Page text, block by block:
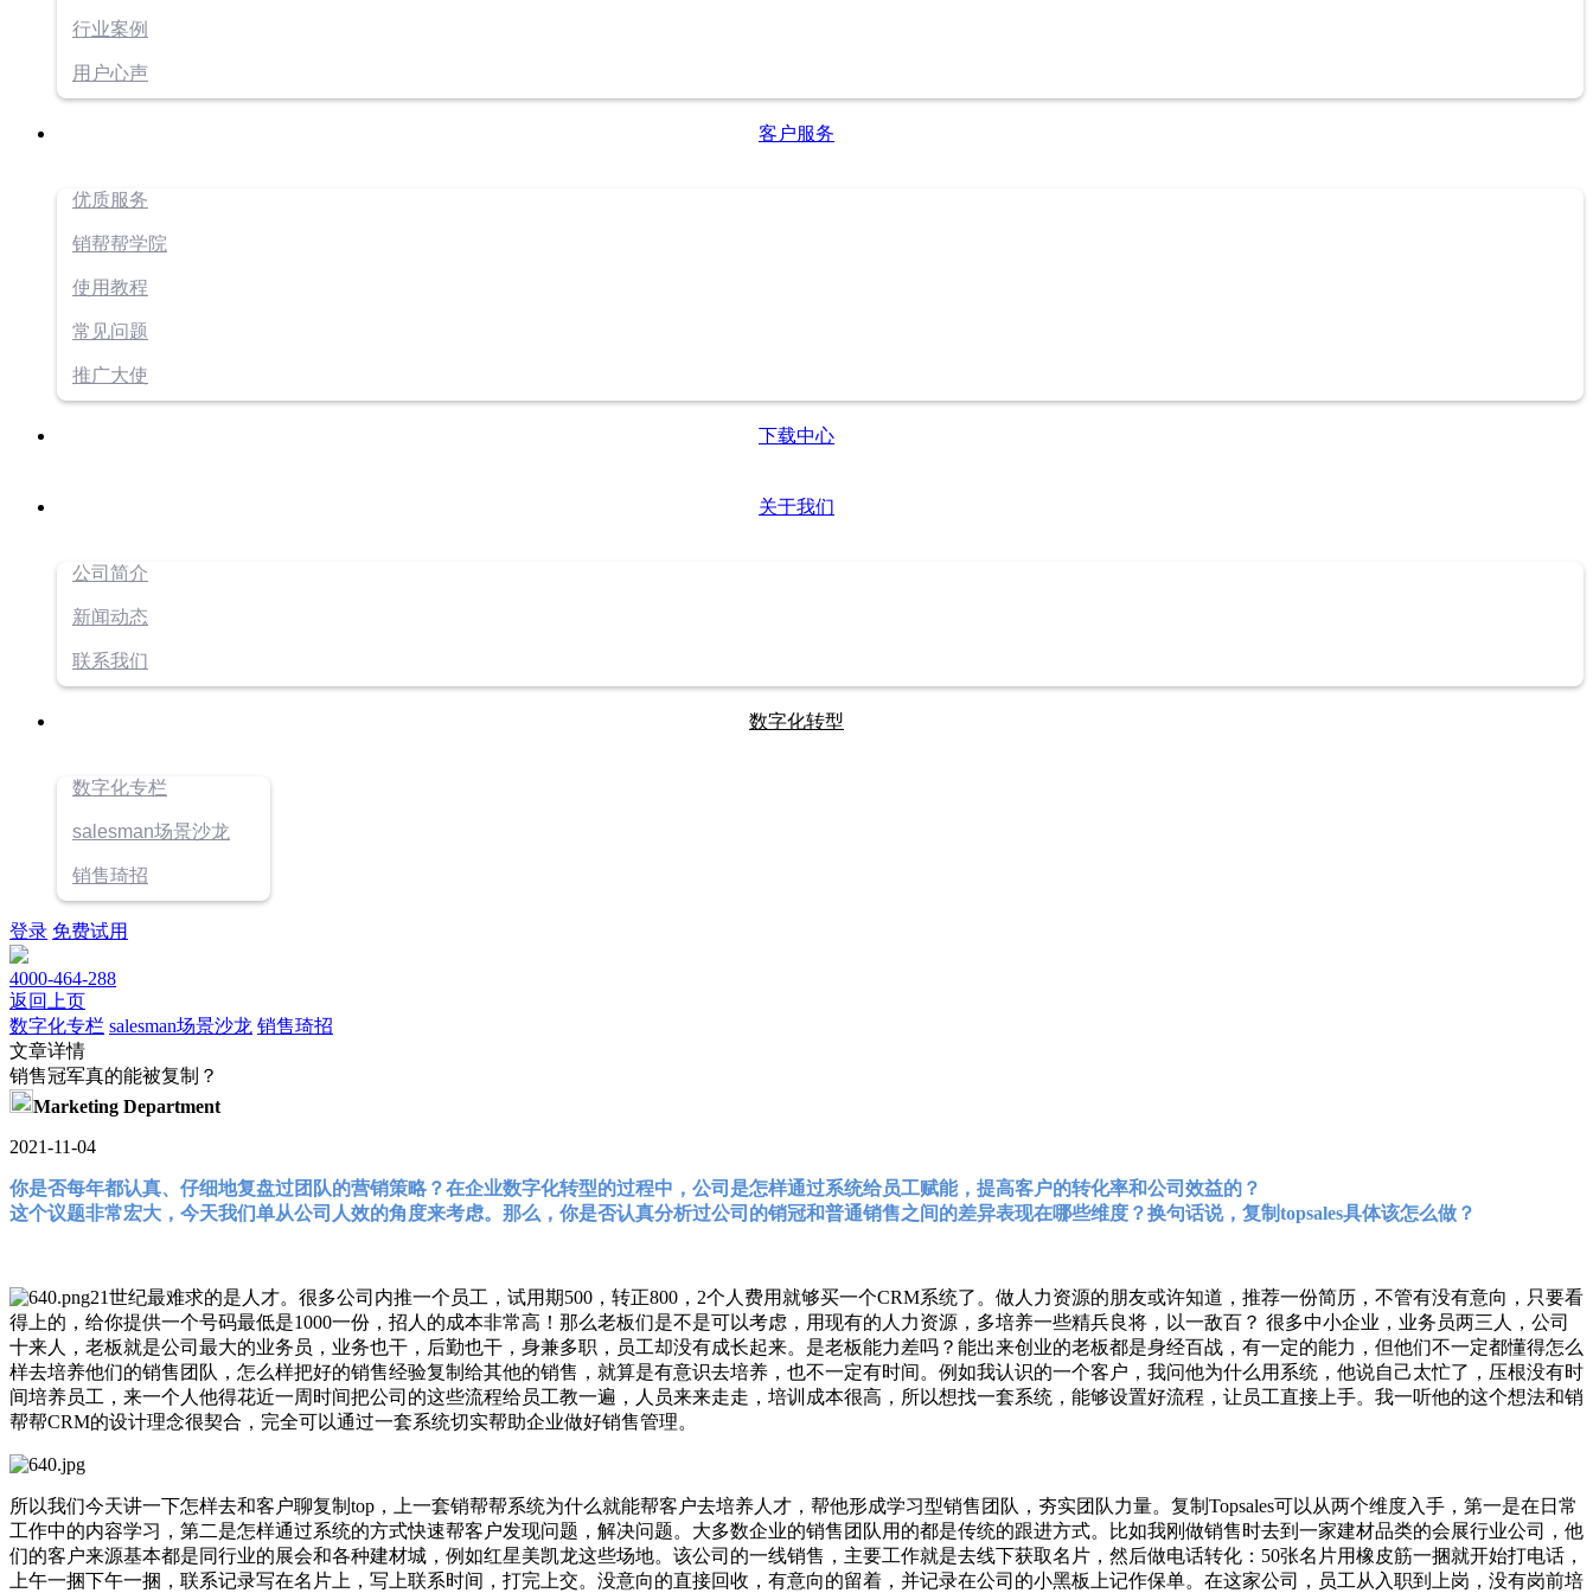
行业案例
用户心声
客户服务
优质服务
销帮帮学院
使用教程
常见问题
推广大使
下载中心
关于我们
公司简介
新闻动态
联系我们
数字化转型
数字化专栏
salesman场景沙龙
销售琦招
登录 免费试用
4000-464-288
返回上页
数字化专栏 salesman场景沙龙 销售琦招
文章详情
销售冠军真的能被复制？
Marketing Department
2021-11-04
你是否每年都认真、仔细地复盘过团队的营销策略？在企业数字化转型的过程中，公司是怎样通过系统给员工赋能，提高客户的转化率和公司效益的？
这个议题非常宏大，今天我们单从公司人效的角度来考虑。那么，你是否认真分析过公司的销冠和普通销售之间的差异表现在哪些维度？换句话说，复制topsales具体该怎么做？
21世纪最难求的是人才。很多公司内推一个员工，试用期500，转正800，2个人费用就够买一个CRM系统了。做人力资源的朋友或许知道，推荐一份简历，不管有没有意向，只要看
得上的，给你提供一个号码最低是1000一份，招人的成本非常高！那么老板们是不是可以考虑，用现有的人力资源，多培养一些精兵良将，以一敌百？ 很多中小企业，业务员两三人，公司
十来人，老板就是公司最大的业务员，业务也干，后勤也干，身兼多职，员工却没有成长起来。是老板能力差吗？能出来创业的老板都是身经百战，有一定的能力，但他们不一定都懂得怎么
样去培养他们的销售团队，怎么样把好的销售经验复制给其他的销售，就算是有意识去培养，也不一定有时间。例如我认识的一个客户，我问他为什么用系统，他说自己太忙了，压根没有时
间培养员工，来一个人他得花近一周时间把公司的这些流程给员工教一遍，人员来来走走，培训成本很高，所以想找一套系统，能够设置好流程，让员工直接上手。我一听他的这个想法和销
帮帮CRM的设计理念很契合，完全可以通过一套系统切实帮助企业做好销售管理。
所以我们今天讲一下怎样去和客户聊复制top，上一套销帮帮系统为什么就能帮客户去培养人才，帮他形成学习型销售团队，夯实团队力量。复制Topsales可以从两个维度入手，第一是在日常
工作中的内容学习，第二是怎样通过系统的方式快速帮客户发现问题，解决问题。大多数企业的销售团队用的都是传统的跟进方式。比如我刚做销售时去到一家建材品类的会展行业公司，他
们的客户来源基本都是同行业的展会和各种建材城，例如红星美凯龙这些场地。该公司的一线销售，主要工作就是去线下获取名片，然后做电话转化：50张名片用橡皮筋一捆就开始打电话，
上午一捆下午一捆，联系记录写在名片上，写上联系时间，打完上交。没意向的直接回收，有意向的留着，并记录在公司的小黑板上记作保单。在这家公司，员工从入职到上岗，没有岗前培